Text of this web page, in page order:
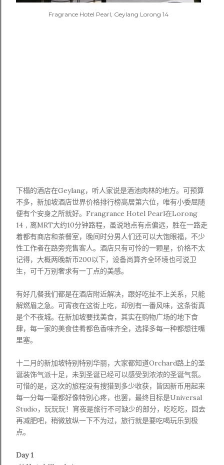
Fragrance Hotel Pearl, Geylang Lorong 14
下榻的酒店在Geylang，听人家说是酒池肉林的地方。可预算
不多，新加坡酒店世界价格排行榜高居第六位，唯有小委屈随
便有个安身之所就好。 Frangrance Hotel Pearl在Lorong
14， 离MRT大约10分钟路程，虽说地点有点偏远，胜在一路走
着都有商店和茶餐室，晚间时分男人们还可以大饱眼福，不少
性工作者在路旁兜售客人。酒店只有可怜的一颗星，价格不太
记得，大概两晚新币200以下，设备尚算齐全环境也可说卫
生，可千万别奢求有一丁点的美感。
有好几餐我们都是在酒店附近解决，跟好吃扯不上关系，只能
解燃眉之急。可宵夜在这街上吃，却别有一番风味，这条街真
是个不夜城。在新加坡要找美食，其实在购物广场的地下食
肆，每一家的美食佳肴都色香味齐全，选择多每一种都想往嘴
里塞。
十二月的新加坡特别特别华丽，大家都知道Orchard路上的圣
诞装饰气派十足，未到圣诞已经可以感受到浓浓的圣诞气氛。
可惜的是，这次的旅程没有搜猎到多少收获，皆因新币用起来
每一分每一毫都好像特别心疼，也罢，最终目标是Universal
Studio，玩玩玩！宵夜是旅行不可缺少的部分，吃吃吃，回去
再减肥吧，稍微放纵一下不为过，旅行就是要吃喝玩乐到极
点。
Day 1